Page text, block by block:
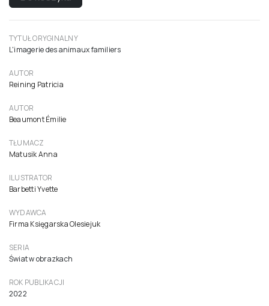
TYTUŁ ORYGINALNY
L'imagerie des animaux familiers
AUTOR
Reining Patricia
AUTOR
Beaumont Émilie
TŁUMACZ
Matusik Anna
ILUSTRATOR
Barbetti Yvette
WYDAWCA
Firma Księgarska Olesiejuk
SERIA
Świat w obrazkach
ROK PUBLIKACJI
2022